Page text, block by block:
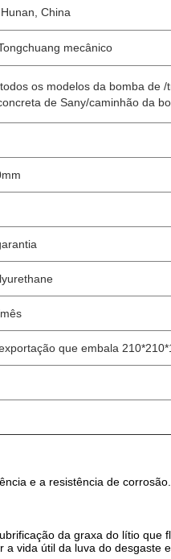
China
mecânico
os modelos da bomba de /
de Sany/caminhão da
que embala
e a resistência de corrosão.
da graxa do lítio
vida útil da luva do desgaste